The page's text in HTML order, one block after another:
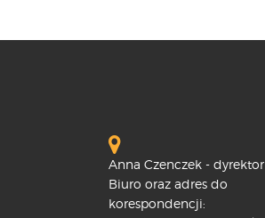
Anna Czenczek - dyrektor
Biuro oraz adres do
korespondencji: